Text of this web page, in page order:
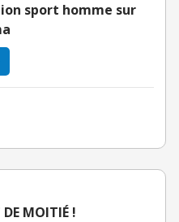
sport homme sur
DE MOITIÉ !